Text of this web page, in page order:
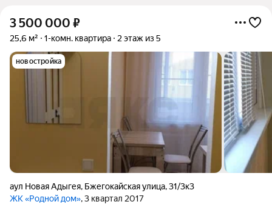
3 500 000 ₽
25,6 м² 1-комн. квартира 2 этаж из 5
новостройка
аул Новая Адыгея, Бжегокайская улица,31/3к3
ЖК «Родной дом», 3 квартал 2017